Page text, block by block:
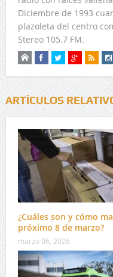
Diciembre de 1993
plazoleta del centro
Stereo 105.7 FM.
ARTÍCULOS
¿Cuáles son y cómo
próximo 8 de marzo?
marzo 06, 2026